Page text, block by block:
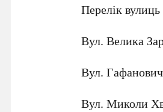
Перелік
Вул. Велика
Вул.
Вул. Миколи